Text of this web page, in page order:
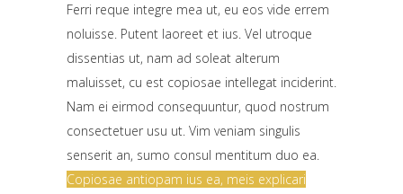
Ferri reque integre mea ut, eu eos vide errem
noluisse. Putent laoreet et ius. Vel utroque
dissentias ut, nam ad soleat alterum
maluisset, cu est copiosae intellegat inciderint.
Nam ei eirmod consequuntur, quod nostrum
consectetuer usu ut. Vim veniam singulis
senserit an, sumo consul mentitum duo ea.
Copiosae antiopam ius ea, meis explicari